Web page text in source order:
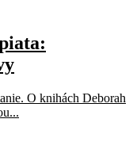
O knihách Deborah